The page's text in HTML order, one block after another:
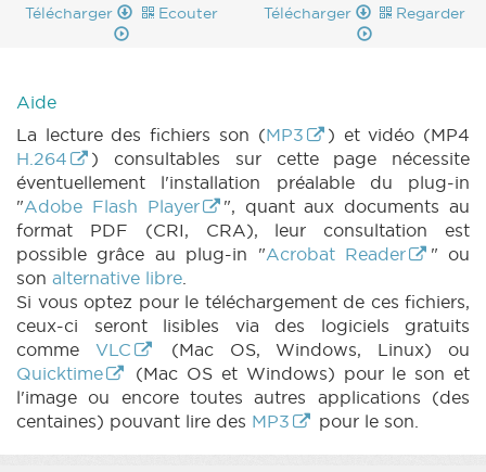
Télécharger Ecouter Télécharger Regarder
Aide
La lecture des fichiers son (MP3
) et vidéo (MP4
H.264
) consultables sur cette page nécessite
éventuellement l'installation préalable du plug-in
"Adobe Flash Player
", quant aux documents au
format PDF (CRI, CRA), leur consultation est
possible grâce au plug-in "Acrobat Reader
" ou
son alternative libre.
Si vous optez pour le téléchargement de ces fichiers,
ceux-ci seront lisibles via des logiciels gratuits
comme VLC
(Mac OS, Windows, Linux) ou
Quicktime
(Mac OS et Windows) pour le son et
l'image ou encore toutes autres applications (des
centaines) pouvant lire des MP3 pour le son.